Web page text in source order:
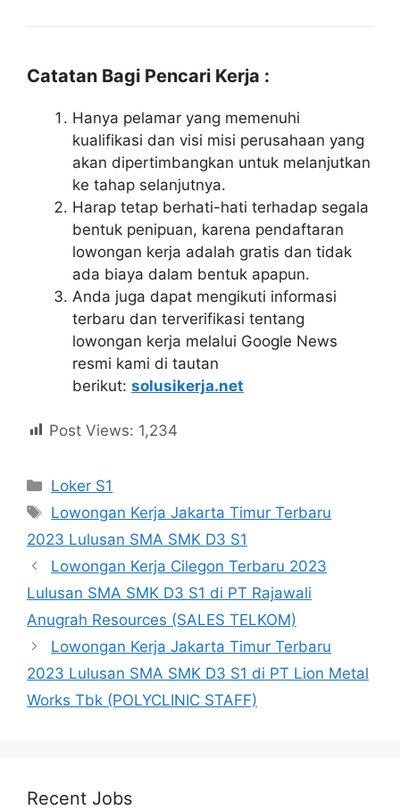
Catatan Bagi Pencari Kerja :
Hanya pelamar yang memenuhi
kualifikasi dan visi misi perusahaan yang
akan dipertimbangkan untuk melanjutkan
ke tahap selanjutnya.
Harap tetap berhati-hati terhadap segala
bentuk penipuan, karena pendaftaran
lowongan kerja adalah gratis dan tidak
ada biaya dalam bentuk apapun.
Anda juga dapat mengikuti informasi
terbaru dan terverifikasi tentang
lowongan kerja melalui Google News
resmi kami di tautan
berikut: solusikerja.net
Post Views: 1,234
Kategori
Loker S1
Tag
Lowongan Kerja Jakarta Timur Terbaru
2023 Lulusan SMA SMK D3 S1
Lowongan Kerja Cilegon Terbaru 2023
Lulusan SMA SMK D3 S1 di PT Rajawali
Anugrah Resources (SALES TELKOM)
Lowongan Kerja Jakarta Timur Terbaru
2023 Lulusan SMA SMK D3 S1 di PT Lion Metal
Works Tbk (POLYCLINIC STAFF)
Recent Jobs